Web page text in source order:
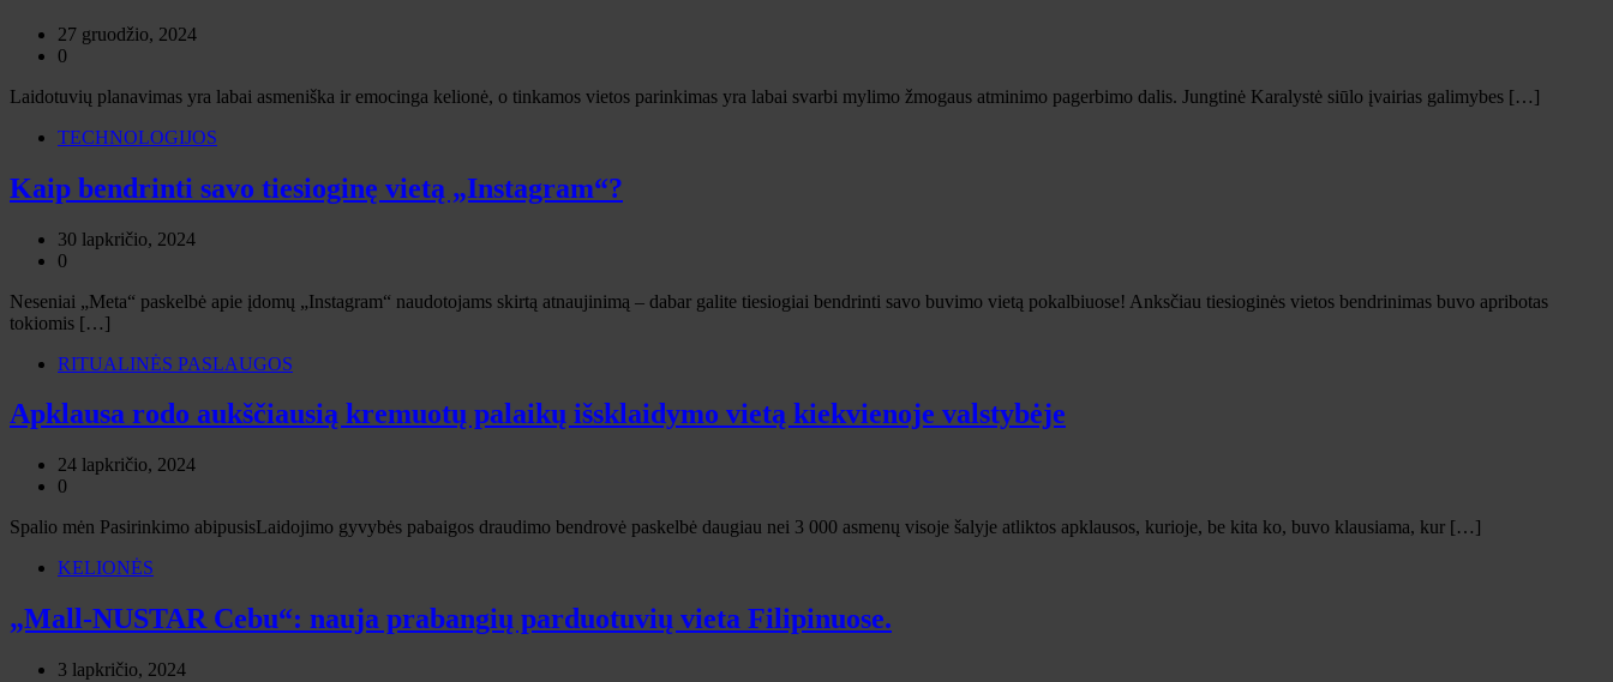
27 gruodžio, 2024
0
Laidotuvių planavimas yra labai asmeniška ir emocinga kelionė, o tinkamos vietos parinkimas yra labai svarbi mylimo žmogaus atminimo pagerbimo dalis. Jungtinė Karalystė siūlo įvairias galimybes […]
TECHNOLOGIJOS
Kaip bendrinti savo tiesioginę vietą „Instagram“?
30 lapkričio, 2024
0
Neseniai „Meta“ paskelbė apie įdomų „Instagram“ naudotojams skirtą atnaujinimą – dabar galite tiesiogiai bendrinti savo buvimo vietą pokalbiuose! Anksčiau tiesioginės vietos bendrinimas buvo apribotas
tokiomis […]
RITUALINĖS PASLAUGOS
Apklausa rodo aukščiausią kremuotų palaikų išsklaidymo vietą kiekvienoje valstybėje
24 lapkričio, 2024
0
Spalio mėn Pasirinkimo abipusisLaidojimo gyvybės pabaigos draudimo bendrovė paskelbė daugiau nei 3 000 asmenų visoje šalyje atliktos apklausos, kurioje, be kita ko, buvo klausiama, kur […]
KELIONĖS
„Mall-NUSTAR Cebu“: nauja prabangių parduotuvių vieta Filipinuose.
3 lapkričio, 2024